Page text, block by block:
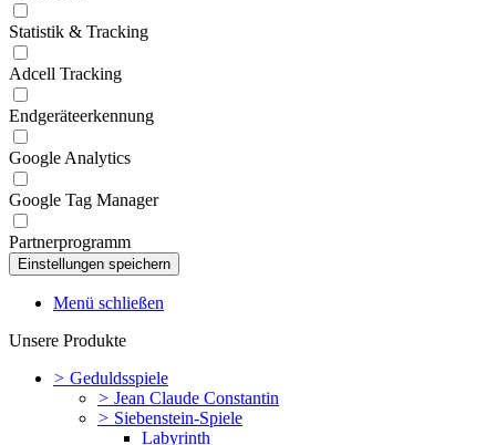
Statistik & Tracking
Adcell Tracking
Endgeräteerkennung
Google Analytics
Google Tag Manager
Partnerprogramm
Menü schließen
Unsere Produkte
> Geduldsspiele
> Jean Claude Constantin
> Siebenstein-Spiele
Labyrinth